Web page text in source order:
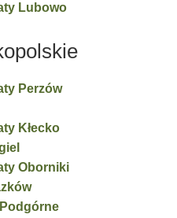
Lubowo
Perzów
Kłecko
Oborniki